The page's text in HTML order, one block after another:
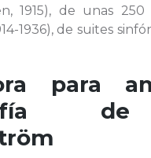
1915), de unas
1936), de suites
para